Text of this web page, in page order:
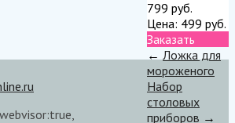
799 руб.
Цена: 499 руб.
Заказать
← Ложка для
мороженого
Набор
столовых
приборов →